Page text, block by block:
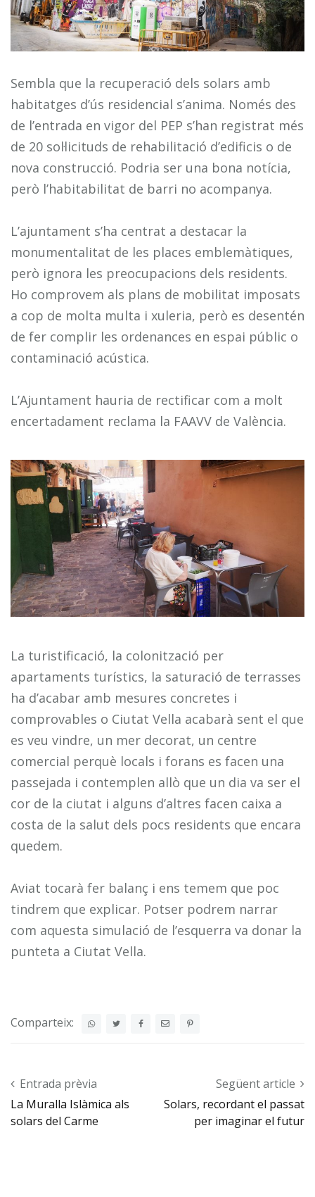
Sembla que la recuperació dels solars amb
habitatges d’ús residencial s’anima. Només des
de l’entrada en vigor del PEP s’han registrat més
de 20 sol·licituds de rehabilitació d’edificis o de
nova construcció. Podria ser una bona notícia,
però l’habitabilitat de barri no acompanya.
L’ajuntament s’ha centrat a destacar la
monumentalitat de les places emblemàtiques,
però ignora les preocupacions dels residents.
Ho comprovem als plans de mobilitat imposats
a cop de molta multa i xuleria, però es desentén
de fer complir les ordenances en espai públic o
contaminació acústica.
L’Ajuntament hauria de rectificar com a molt
encertadament reclama la FAAVV de València.
La turistificació, la colonització per
apartaments turístics, la saturació de terrasses
ha d’acabar amb mesures concretes i
comprovables o Ciutat Vella acabarà sent el que
es veu vindre, un mer decorat, un centre
comercial perquè locals i forans es facen una
passejada i contemplen allò que un dia va ser el
cor de la ciutat i alguns d’altres facen caixa a
costa de la salut dels pocs residents que encara
quedem.
Aviat tocarà fer balanç i ens temem que poc
tindrem que explicar. Potser podrem narrar
com aquesta simulació de l’esquerra va donar la
punteta a Ciutat Vella.
Comparteix:
Post navigation
Entrada prèvia
La Muralla Islàmica als
solars del Carme
Següent article
Solars, recordant el passat
per imaginar el futur